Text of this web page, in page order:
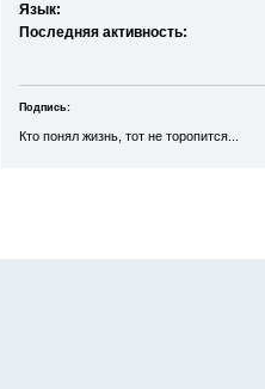
Язык:
Последняя активность:
Подпись:
Кто понял жизнь, тот не торопится...